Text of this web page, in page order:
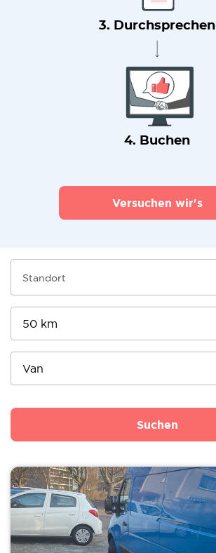
3. Durchsprechen
4. Buchen
Versuchen wir's
Suchen